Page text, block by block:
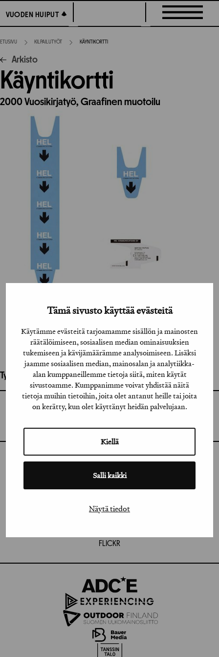
Tämä sivusto käyttää evästeitä
Käytämme evästeitä tarjoamamme sisällön ja mainosten
räätälöimiseen, sosiaalisen median ominaisuuksien
tukemiseen ja kävijämäärämme analysoimiseen. Lisäksi
jaamme sosiaalisen median, mainosalan ja analytiikka-
alan kumppaneillemme tietoja siitä, miten käytät
sivustoamme. Kumppanimme voivat yhdistää näitä
tietoja muihin tietoihin, joita olet antanut heille tai joita
on kerätty, kun olet käyttänyt heidän palvelujaan.
Kiellä
Salli kaikki
Näytä tiedot
suoraan
sisältöön
VUODEN HUIPUT
VUODEN HUIPUT
ETUSIVU KILPAILUTYÖT KÄYNTIKORTTI
Arkisto
Käyntikortti
2000Vuosikirjatyö, Graafinen muotoilu
Työhön osallistuneet henkilöt / tahot:
GRAFIA RY
GRAFIA(AT)GRAFIA.FI
INSTAGRAM
FLICKR